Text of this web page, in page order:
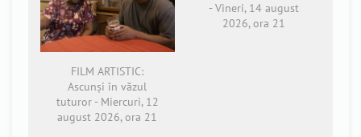
FILM ARTISTIC:
Ascunși în văzul
tuturor - Miercuri, 12
august 2026, ora 21
- Vineri, 14 august
2026, ora 21